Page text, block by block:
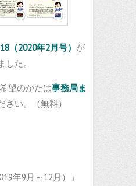
（2020年2月号） が
した。
望のかたは事務局ま
さい。（無料）
年9月～12月）」